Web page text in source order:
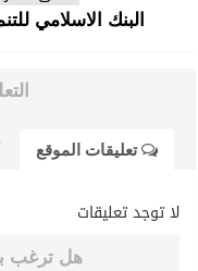
البنك الاسلامي
تعليقات الموقع
لا توجد تعليقات
هل ترغب